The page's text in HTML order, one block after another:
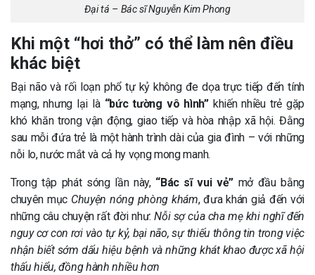
Đại tá – Bác sĩ Nguyễn Kim Phong
Khi một “hơi thở” có thể làm nên điều
khác biệt
Bại não và rối loạn phổ tự kỷ không đe dọa trực tiếp đến tính
mạng, nhưng lại là “bức tường vô hình”khiến nhiều trẻ gặp
khó khăn trong vận động, giao tiếp và hòa nhập xã hội. Đằng
sau mỗi đứa trẻ là một hành trình dài của gia đình – với những
nỗi lo, nước mắt và cả hy vọng mong manh.
Trong tập phát sóng lần này, “Bác sĩ vui vẻ” mở đầu bằng
chuyên mục Chuyện nóng phòng khám, đưa khán giả đến với
những câu chuyện rất đời như: Nỗi sợ của cha mẹ khi nghĩ đến
nguy cơ con rơi vào tự kỷ, bại não, sự thiếu thông tin trong việc
nhận biết sớm dấu hiệu bệnh và những khát khao được xã hội
thấu hiểu, đồng hành nhiều hơn